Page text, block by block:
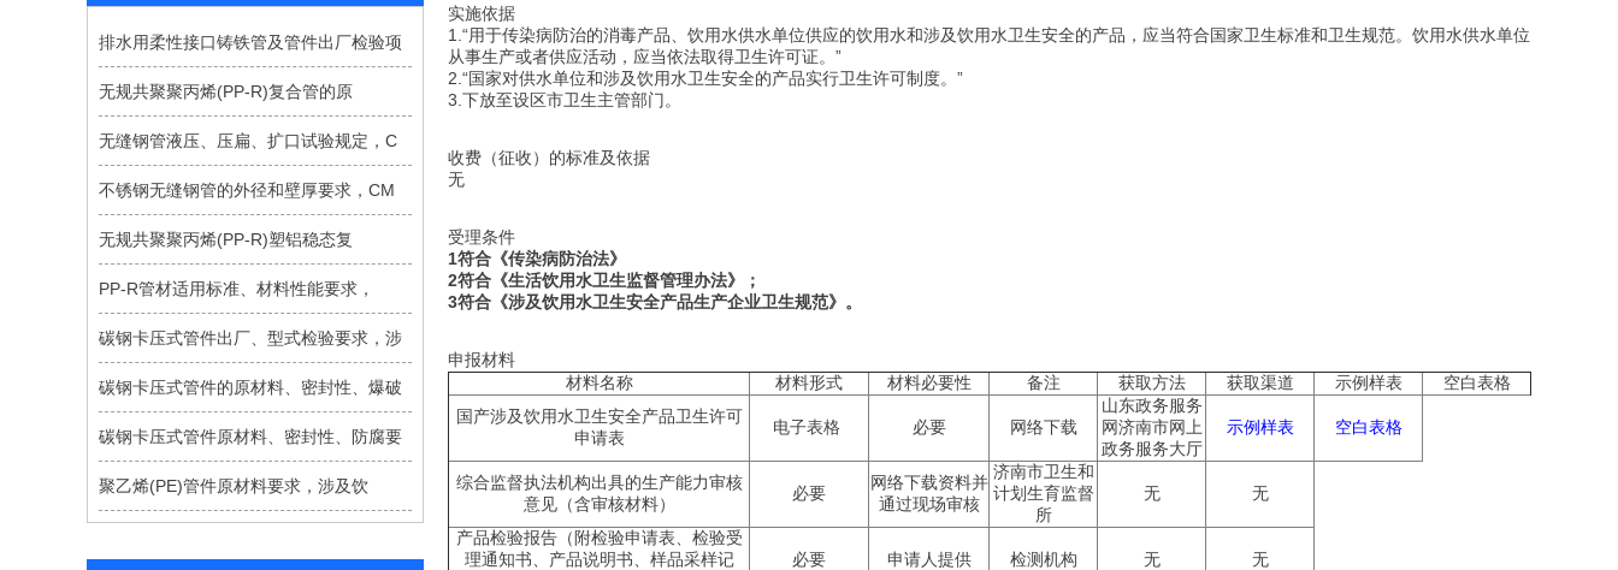
排水用柔性接口铸铁管及管件出厂检验项
无规共聚聚丙烯(PP-R)复合管的原
无缝钢管液压、压扁、扩口试验规定，C
不锈钢无缝钢管的外径和壁厚要求，CM
无规共聚聚丙烯(PP-R)塑铝稳态复
PP-R管材适用标准、材料性能要求，
碳钢卡压式管件出厂、型式检验要求，涉
碳钢卡压式管件的原材料、密封性、爆破
碳钢卡压式管件原材料、密封性、防腐要
聚乙烯(PE)管件原材料要求，涉及饮
实施依据
1.“用于传染病防治的消毒产品、饮用水供水单位供应的饮用水和涉及饮用水卫生安全的产品，应当符合国家卫生标准和卫生规范。饮用水供水单位
从事生产或者供应活动，应当依法取得卫生许可证。”
2.“国家对供水单位和涉及饮用水卫生安全的产品实行卫生许可制度。”
3.下放至设区市卫生主管部门。
收费（征收）的标准及依据
无
受理条件
1符合《传染病防治法》
2符合《生活饮用水卫生监督管理办法》；
3符合《涉及饮用水卫生安全产品生产企业卫生规范》。
申报材料
材料名称
材料形式 材料必要性 备注 获取方法 获取渠道 示例样表
空白表格
国产涉及饮用水卫生安全产品卫生许可
申请表
电子表格 必要 网络下载
山东政务服务
网济南市网上
政务服务大厅
示例样表 空白表格
综合监督执法机构出具的生产能力审核
意见（含审核材料）
必要
网络下载资料并
通过现场审核
济南市卫生和
计划生育监督
所
无 无
产品检验报告（附检验申请表、检验受
理通知书、产品说明书、样品采样记
必要 申请人提供 检测机构 无 无